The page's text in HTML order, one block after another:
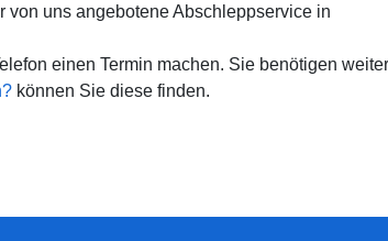
uns angebotene Abschleppservice in
einen Termin machen. Sie benötigen
können Sie diese finden.